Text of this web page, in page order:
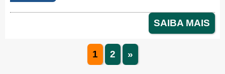
SAIBA MAIS
1 2 »